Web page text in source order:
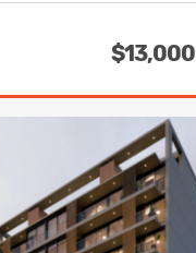
$13,000